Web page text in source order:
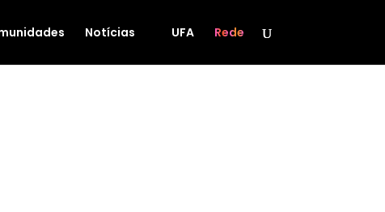
Notícias UFA Rede